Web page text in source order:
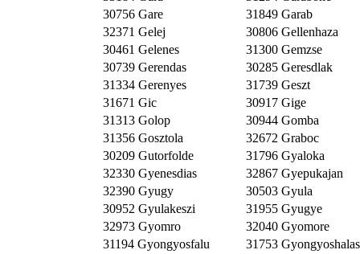
30756 Gare
31849 Garab
32371 Gelej
30806 Gellenhaza
30461 Gelenes
31300 Gemzse
30739 Gerendas
30285 Geresdlak
31334 Gerenyes
31739 Geszt
31671 Gic
30917 Gige
31313 Golop
30944 Gomba
31356 Gosztola
32672 Graboc
30209 Gutorfolde
31796 Gyaloka
32330 Gyenesdias
32867 Gyepukajan
32390 Gyugy
30503 Gyula
30952 Gyulakeszi
31955 Gyugye
32973 Gyomro
32040 Gyomore
31194 Gyongyosfalu
31753